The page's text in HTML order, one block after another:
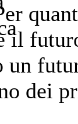
il
un
dei